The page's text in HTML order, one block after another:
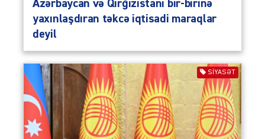
Azərbaycan və Qırğızıstanı bir-birinə
yaxınlaşdıran təkcə iqtisadi maraqlar
deyil
SIYASƏT